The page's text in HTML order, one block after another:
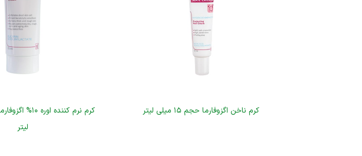
کرم ناخن اگزوفارما حجم ۱۵ میلی لیتر
لیتر